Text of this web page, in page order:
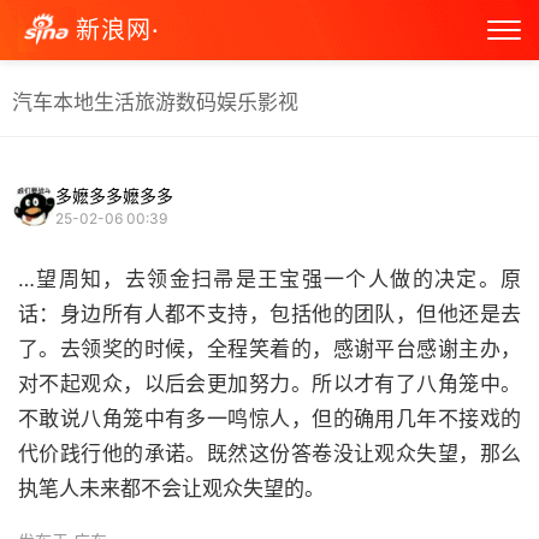
新浪网·
汽车本地生活旅游数码娱乐影视
多嬷多多嬷多多
25-02-06 00:39
…望周知，去领金扫帚是王宝强一个人做的决定。原
话：身边所有人都不支持，包括他的团队，但他还是去
了。去领奖的时候，全程笑着的，感谢平台感谢主办，
对不起观众，以后会更加努力。所以才有了八角笼中。
不敢说八角笼中有多一鸣惊人，但的确用几年不接戏的
代价践行他的承诺。既然这份答卷没让观众失望，那么
执笔人未来都不会让观众失望的。